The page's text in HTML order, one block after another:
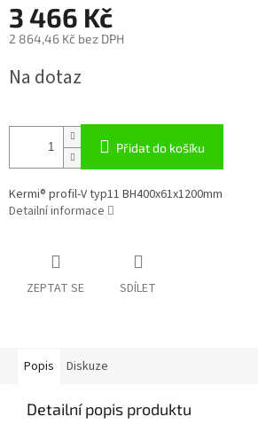
3 466 Kč
2 864,46 Kč bez DPH
cena:
Na dotaz
Přidat do košíku
Kermi® profil-V typ11 BH400x61x1200mm
Detailní informace
ZEPTAT SE SDÍLET
Popis Diskuze
Detailní popis produktu